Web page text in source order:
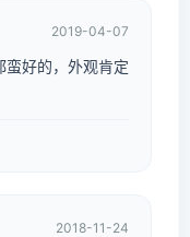
2019-04-07
蛮好的，外观肯定
2018-11-24